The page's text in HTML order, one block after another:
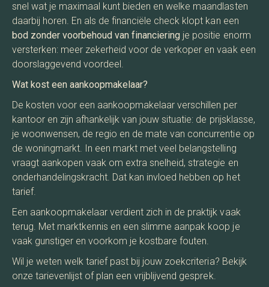
snel wat je maximaal kunt bieden en welke maandlasten
daarbij horen. En als de financiële check klopt kan een
bod zonder voorbehoud van financiering je positie enorm
versterken: meer zekerheid voor de verkoper en vaak een
doorslaggevend voordeel.
Wat kost een aankoopmakelaar?
De kosten voor een aankoopmakelaar verschillen per
kantoor en zijn afhankelijk van jouw situatie: de prijsklasse,
je woonwensen, de regio en de mate van concurrentie op
de woningmarkt. In een markt met veel belangstelling
vraagt aankopen vaak om extra snelheid, strategie en
onderhandelingskracht. Dat kan invloed hebben op het
tarief.
Een aankoopmakelaar verdient zich in de praktijk vaak
terug. Met marktkennis en een slimme aanpak koop je
vaak gunstiger en voorkom je kostbare fouten.
Wil je weten welk tarief past bij jouw zoekcriteria? Bekijk
onze tarievenlijst of plan een vrijblijvend gesprek.